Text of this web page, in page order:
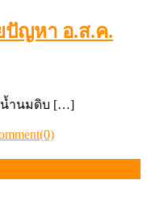
ปัญหา อ.ส.ค.
น้ำนมดิบ […]